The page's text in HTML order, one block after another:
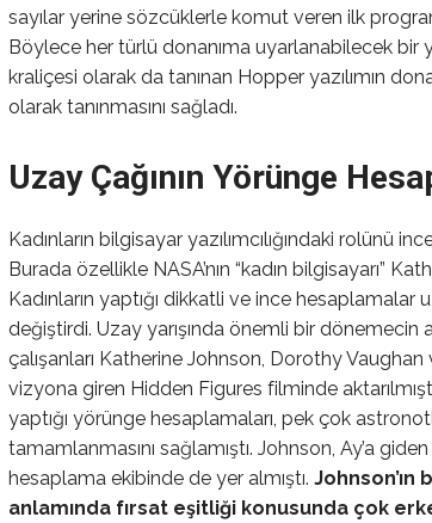
sayılar yerine sözcüklerle komut veren ilk
Böylece her türlü donanıma uyarlanabilecek bir
kraliçesi olarak da tanınan Hopper yazılımın
olarak tanınmasını sağladı.
Uzay Çağının Yörünge
Kadınların bilgisayar yazılımcılığındaki rolünü
Burada özellikle NASA’nın “kadın bilgisayarı”
Kadınların yaptığı dikkatli ve ince
değiştirdi. Uzay yarışında önemli bir dönemecin
çalışanları Katherine Johnson, Dorothy Vaughan
vizyona giren Hidden Figures filminde
yaptığı yörünge hesaplamaları, pek çok
tamamlanmasını sağlamıştı. Johnson, Ay’a
hesaplama ekibinde de yer almıştı. Johnson’ın
anlamında fırsat eşitliği konusunda çok